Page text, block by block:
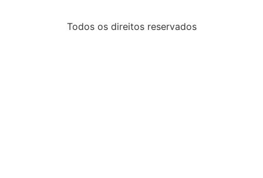
Todos os direitos reservados